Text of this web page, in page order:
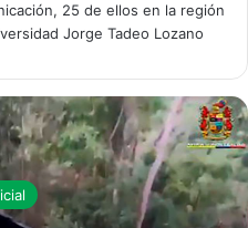
25 de ellos en la región
Jorge Tadeo Lozano